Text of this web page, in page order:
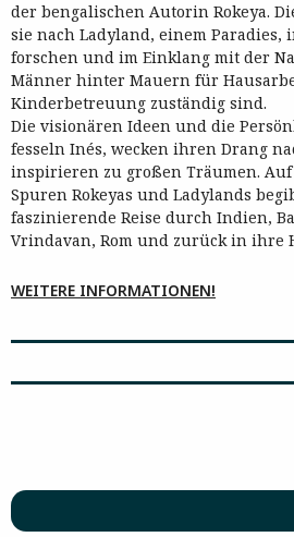
der bengalischen Autorin Rokeya.
sie nach Ladyland, einem Paradies,
forschen und im Einklang mit der
Männer hinter Mauern für
Kinderbetreuung zuständig sind.
Die visionären Ideen und die
fesseln Inés, wecken ihren Drang
inspirieren zu großen Träumen.
Spuren Rokeyas und Ladylands
faszinierende Reise durch Indien,
Vrindavan, Rom und zurück in ihre
WEITERE INFORMATIONEN!